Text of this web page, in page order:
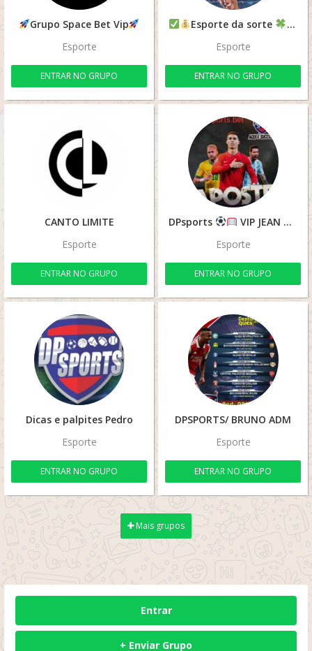
Grupo Space Bet Vip
Esporte
ENTRAR NO GRUPO
Esporte da sorte
Esporte
ENTRAR NO GRUPO
CANTO LIMITE
Esporte
ENTRAR NO GRUPO
DPsports
VIP JEAN
Esporte
ENTRAR NO GRUPO
Dicas e palpites Pedro
Esporte
ENTRAR NO GRUPO
DPSPORTS/ BRUNO ADM
Esporte
ENTRAR NO GRUPO
Mais grupos
Entrar
+ Enviar Grupo